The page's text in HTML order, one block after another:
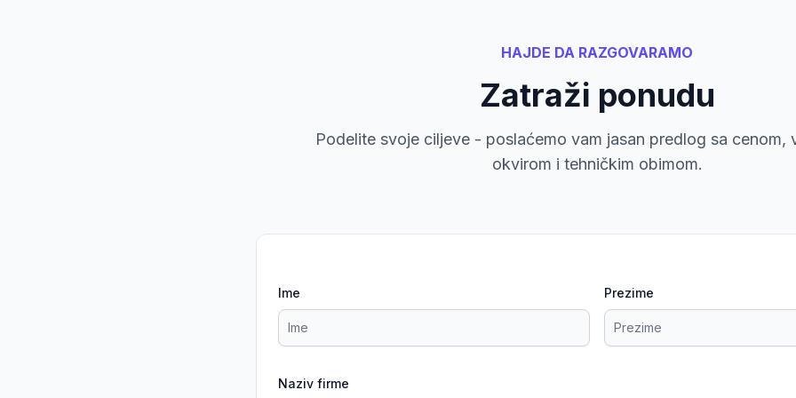
HAJDE DA RAZGOVARAMO
Zatraži ponudu
Podelite svoje ciljeve - poslaćemo vam jasan predlog sa cenom,
okvirom i tehničkim obimom.
Ime Prezime
Naziv firme